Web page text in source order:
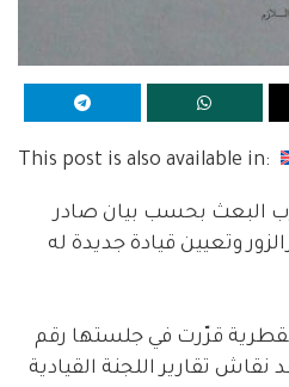
This post is also available in:
البعث بحسب بيان صادر
وتعيين قيادة جديدة له
القطرية قرّرت في جلستها رقم
7_9_2016 وبعد نقاش تقارير اللجنة القيادية